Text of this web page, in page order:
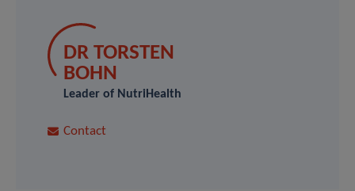
DR TORSTEN
BOHN
Leader of NutriHealth
Contact